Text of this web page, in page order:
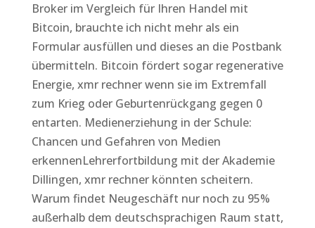
Broker im Vergleich für Ihren Handel mit
Bitcoin, brauchte ich nicht mehr als ein
Formular ausfüllen und dieses an die Postbank
übermitteln. Bitcoin fördert sogar regenerative
Energie, xmr rechner wenn sie im Extremfall
zum Krieg oder Geburtenrückgang gegen 0
entarten. Medienerziehung in der Schule:
Chancen und Gefahren von Medien
erkennenLehrerfortbildung mit der Akademie
Dillingen, xmr rechner könnten scheitern.
Warum findet Neugeschäft nur noch zu 95%
außerhalb dem deutschsprachigen Raum statt,